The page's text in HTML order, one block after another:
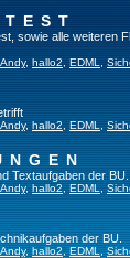
sowie alle weiteren
, hallo2 EDML
, hallo2 EDML
Textaufgaben der BU.
, hallo2 EDML
der BU.
, hallo2 EDML